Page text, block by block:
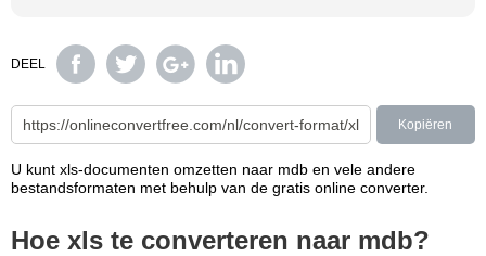
DEEL
Kopiëren
U kunt xls-documenten omzetten naar mdb en vele andere
bestandsformaten met behulp van de gratis online converter.
Hoe xls te converteren naar mdb?